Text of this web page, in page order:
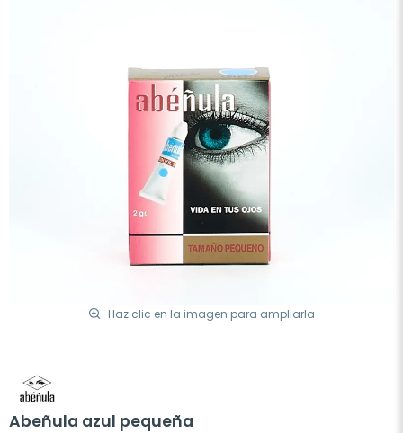
Haz clic en la imagen para ampliarla
Abeñula azul pequeña